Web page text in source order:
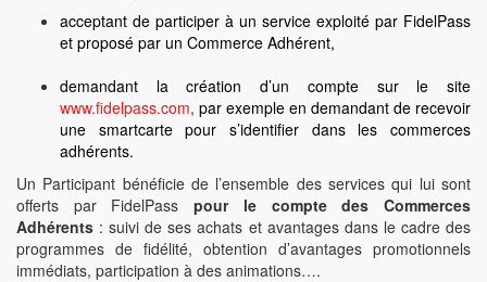
acceptant de participer à un service exploité par FidelPass
et proposé par un Commerce Adhérent,
demandant la création d’un compte sur le site
www.fidelpass.com, par exemple en demandant de recevoir
une smartcarte pour s’identifier dans les commerces
adhérents.
Un Participant bénéficie de l’ensemble des services qui lui sont
offerts par FidelPasspour le compte des Commerces
Adhérents : suivi de ses achats et avantages dans le cadre des
programmes de fidélité, obtention d’avantages promotionnels
immédiats, participation à des animations….